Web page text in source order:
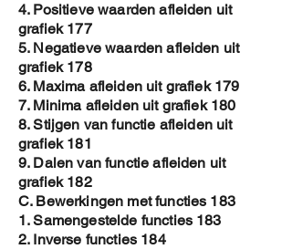
4. Positieve waarden afleiden uit
grafiek 177
5. Negatieve waarden afleiden uit
grafiek 178
6. Maxima afleiden uit grafiek 179
7. Minima afleiden uit grafiek 180
8. Stijgen van functie afleiden uit
grafiek 181
9. Dalen van functie afleiden uit
grafiek 182
C. Bewerkingen met functies 183
1. Samengestelde functies 183
2. Inverse functies 184